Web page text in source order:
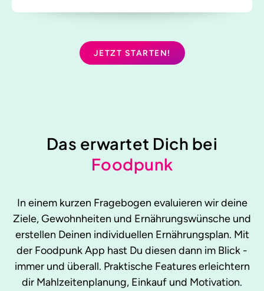
JETZT STARTEN!
Das erwartet Dich bei
Foodpunk
In einem kurzen Fragebogen evaluieren wir deine
Ziele, Gewohnheiten und Ernährungswünsche und
erstellen Deinen individuellen Ernährungsplan. Mit
der Foodpunk App hast Du diesen dann im Blick -
immer und überall. Praktische Features erleichtern
dir Mahlzeitenplanung, Einkauf und Motivation.